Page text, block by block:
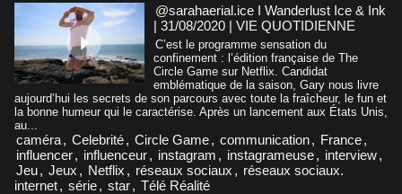
@sarahaerial.ice I Wanderlust Ice & Ink
| 31/08/2020 | VIE QUOTIDIENNE
C’est le programme sensation du
confinement : l’édition française de The
Circle Game sur Netflix. Candidat
emblématique de la saison, Gary nous livre
aujourd’hui les secrets de son parcours avec toute la fraîcheur, le fun et
la bonne humeur qui le caractérise. Après un lancement aux États Unis,
au...
caméra, Celebrité, Circle Game, communication, France,
influencer, influenceur, instagram , instagrameuse, interview,
Jeu, Jeux , Netflix , réseaux sociaux , réseaux sociaux.
internet, série, star, Télé Réalité